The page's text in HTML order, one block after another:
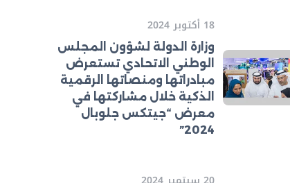
18 أكتوبر 2024
وزارة الدولة لشؤون المجلس
الوطني الاتحادي تستعرض
مبادراتها ومنصاتها الرقمية
الذكية خلال مشاركتها في
معرض “جيتكس جلوبال
2024”